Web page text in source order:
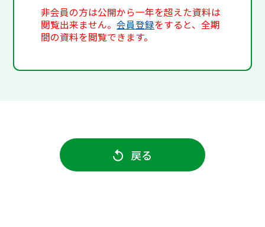
非会員の方は公開から一年を超えた資料は
閲覧出来ません。会員登録をすると、全期
間の資料を閲覧できます。
戻る